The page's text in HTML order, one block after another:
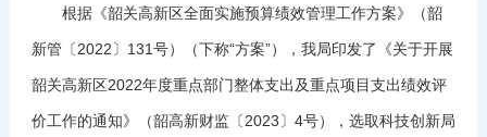
根据《韶关高新区全面实施预算绩效管理工作方案》（韶
新管〔2022〕131号）（下称“方案”），我局印发了《关于开展
韶关高新区2022年度重点部门整体支出及重点项目支出绩效评
价工作的通知》（韶高新财监〔2023〕4号），选取科技创新局